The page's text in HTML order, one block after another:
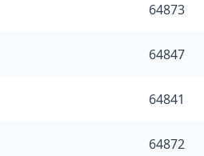
64873
64847
64841
64872